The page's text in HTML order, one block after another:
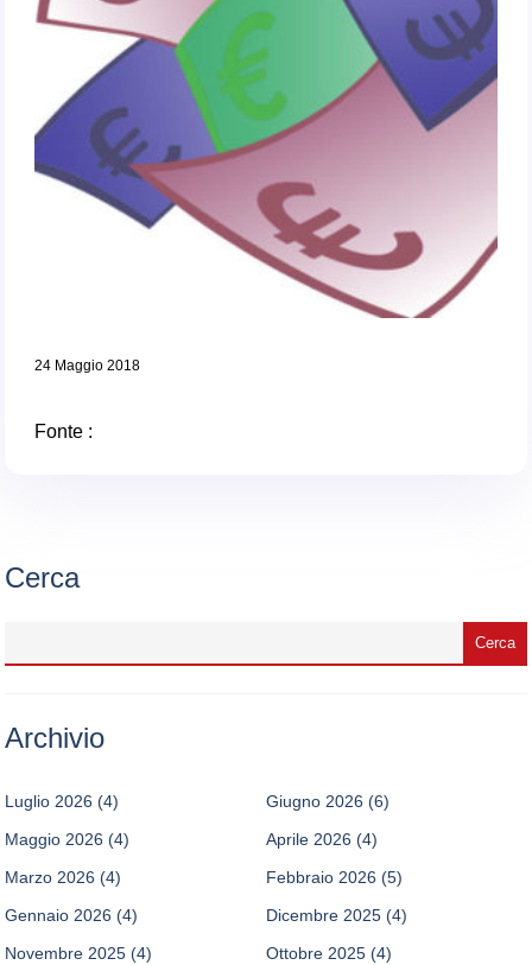
24 Maggio 2018
Fonte :
Cerca
Archivio
Luglio 2026 (4) Giugno 2026 (6)
Maggio 2026 (4) Aprile 2026 (4)
Marzo 2026 (4) Febbraio 2026 (5)
Gennaio 2026 (4) Dicembre 2025 (4)
Novembre 2025 (4) Ottobre 2025 (4)